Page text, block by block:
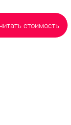
стоимость